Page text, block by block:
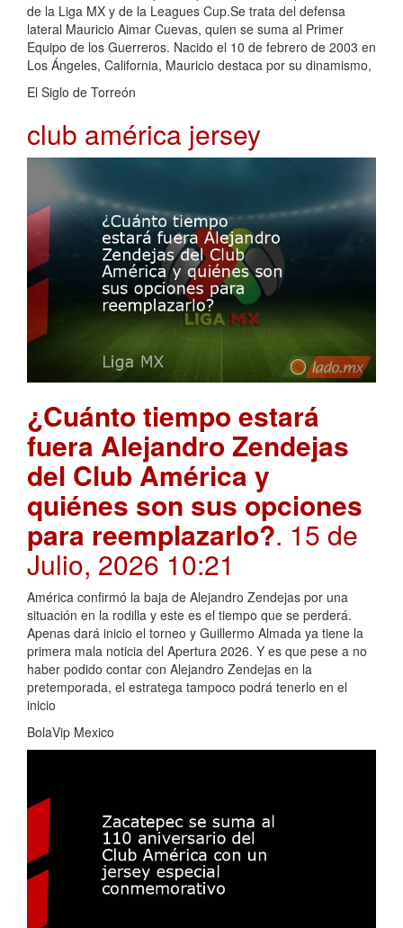
de la Liga MX y de la Leagues Cup.Se trata del defensa
lateral Mauricio Aimar Cuevas, quien se suma al Primer
Equipo de los Guerreros. Nacido el 10 de febrero de 2003 en
Los Ángeles, California, Mauricio destaca por su dinamismo,
El Siglo de Torreón
club américa jersey
¿Cuánto tiempo estará
fuera Alejandro Zendejas
del Club América y
quiénes son sus opciones
para reemplazarlo?. 15 de
Julio, 2026 10:21
América confirmó la baja de Alejandro Zendejas por una
situación en la rodilla y este es el tiempo que se perderá.
Apenas dará inicio el torneo y Guillermo Almada ya tiene la
primera mala noticia del Apertura 2026. Y es que pese a no
haber podido contar con Alejandro Zendejas en la
pretemporada, el estratega tampoco podrá tenerlo en el
inicio
BolaVip Mexico